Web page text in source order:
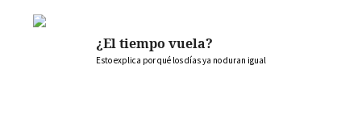
¿El tiempo vuela?
Esto explica por qué los días ya no duran igual